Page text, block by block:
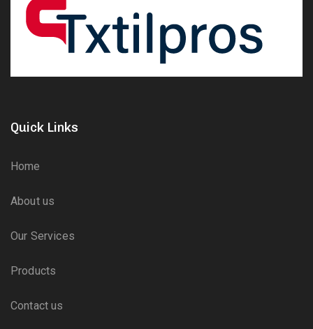
Quick Links
Home
About us
Our Services
Products
Contact us